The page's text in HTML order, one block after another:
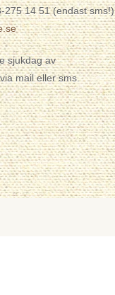
275 14 51 (endast sms!)
sjukdag av
mail eller sms.